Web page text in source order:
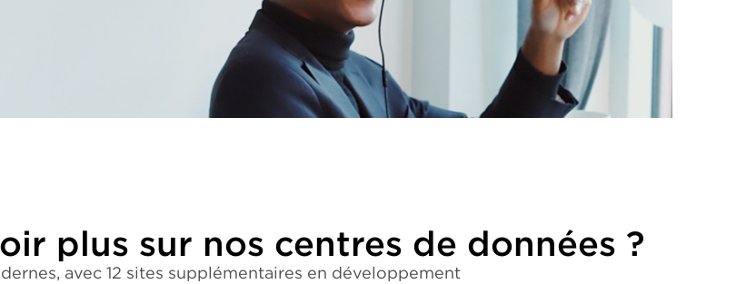
plus sur nos centres de données ?
avec 12 sites supplémentaires en développement